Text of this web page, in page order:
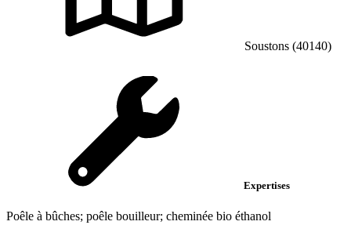
Soustons (40140)
Expertises
Poêle à bûches; poêle bouilleur; cheminée bio éthanol